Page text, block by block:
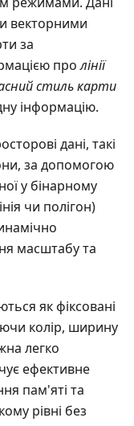
векторними
за
пролінії
стиль карти
інформацію.
дані, такі
за допомогою
у бінарному
чи полігон)
масштабу та
як фіксовані
колір, ширину
легко
ефективне
пам'яті та
рівні без